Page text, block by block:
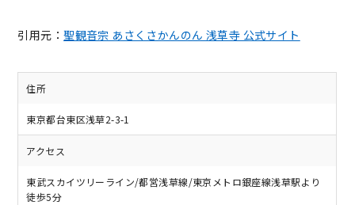
引用元：聖観音宗 あさくさかんのん 浅草寺 公式サイト
住所
東京都台東区浅草2-3-1
アクセス
東武スカイツリーライン/都営浅草線/東京メトロ銀座線浅草駅より
徒歩5分